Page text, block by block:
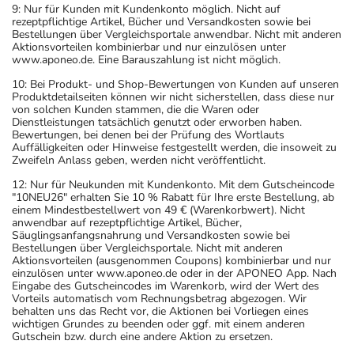
9: Nur für Kunden mit Kundenkonto möglich. Nicht auf
rezeptpflichtige Artikel, Bücher und Versandkosten sowie bei
Bestellungen über Vergleichsportale anwendbar. Nicht mit anderen
Aktionsvorteilen kombinierbar und nur einzulösen unter
www.aponeo.de. Eine Barauszahlung ist nicht möglich.
10: Bei Produkt- und Shop-Bewertungen von Kunden auf unseren
Produktdetailseiten können wir nicht sicherstellen, dass diese nur
von solchen Kunden stammen, die die Waren oder
Dienstleistungen tatsächlich genutzt oder erworben haben.
Bewertungen, bei denen bei der Prüfung des Wortlauts
Auffälligkeiten oder Hinweise festgestellt werden, die insoweit zu
Zweifeln Anlass geben, werden nicht veröffentlicht.
12: Nur für Neukunden mit Kundenkonto. Mit dem Gutscheincode
"10NEU26" erhalten Sie 10 % Rabatt für Ihre erste Bestellung, ab
einem Mindestbestellwert von 49 € (Warenkorbwert). Nicht
anwendbar auf rezeptpflichtige Artikel, Bücher,
Säuglingsanfangsnahrung und Versandkosten sowie bei
Bestellungen über Vergleichsportale. Nicht mit anderen
Aktionsvorteilen (ausgenommen Coupons) kombinierbar und nur
einzulösen unter www.aponeo.de oder in der APONEO App. Nach
Eingabe des Gutscheincodes im Warenkorb, wird der Wert des
Vorteils automatisch vom Rechnungsbetrag abgezogen. Wir
behalten uns das Recht vor, die Aktionen bei Vorliegen eines
wichtigen Grundes zu beenden oder ggf. mit einem anderen
Gutschein bzw. durch eine andere Aktion zu ersetzen.